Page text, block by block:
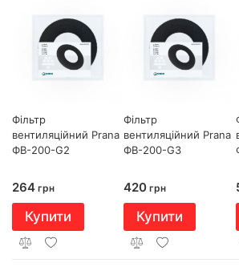
Фільтр
вентиляційний Prana
ФВ-200-G2
264 грн
Купити
Фільтр
вентиляційний Prana
ФВ-200-G3
420 грн
Купити